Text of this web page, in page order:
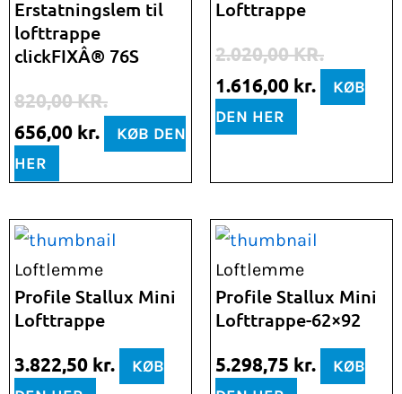
Erstatningslem til
lofttrappe
clickFIXÂ® 76S
820,00KR.
var:
820,00 kr..
656,00 kr.
er:
656,00 kr..
KØB DEN
HER
Lofttrappe
2.020,00KR.
var:
1.616,00 kr.
KØB
DEN HER
Loftlemme
Profile Stallux Mini
Lofttrappe
3.822,50 kr.
KØB
Loftlemme
Profile Stallux Mini
Lofttrappe-62×92
5.298,75 kr.
KØB